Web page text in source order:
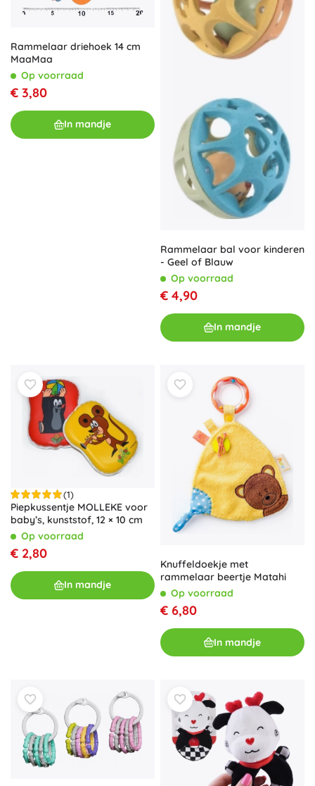
Rammelaar driehoek 14 cm
MaaMaa
Op voorraad
€ 3,80
In mandje
Rammelaar bal voor kinderen
- Geel of Blauw
Op voorraad
€ 4,90
In mandje
(1)
Piepkussentje MOLLEKE voor
baby’s, kunststof, 12 × 10 cm
Op voorraad
€ 2,80
In mandje
Knuffeldoekje met
rammelaar beertje Matahi
Op voorraad
€ 6,80
In mandje